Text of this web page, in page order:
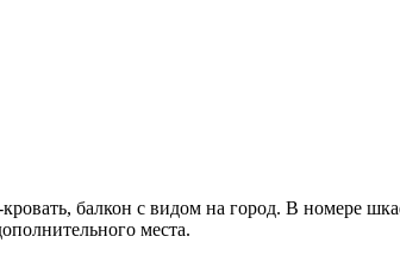
балкон с видом на город. В номере
места.